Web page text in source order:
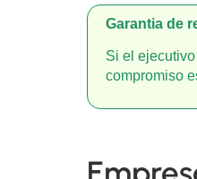
Garantia de
Si el
compromiso